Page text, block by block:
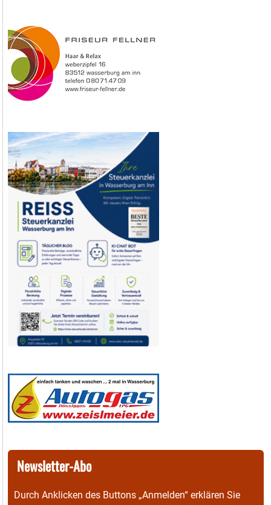
Newsletter-Abo
Durch Anklicken des Buttons „Anmelden“ erklären Sie